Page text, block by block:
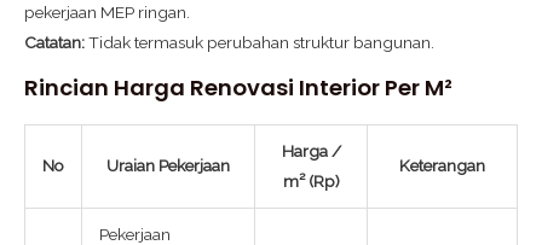
pekerjaan MEP ringan.
Catatan:Tidak termasuk perubahan struktur bangunan.
Rincian Harga Renovasi Interior Per M²
No Uraian Pekerjaan
Harga /
m² (Rp)
Keterangan
Pekerjaan